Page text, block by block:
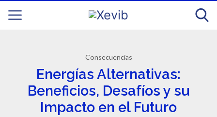
Consecuencias
Energías Alternativas:
Beneficios, Desafíos y su
Impacto en el Futuro